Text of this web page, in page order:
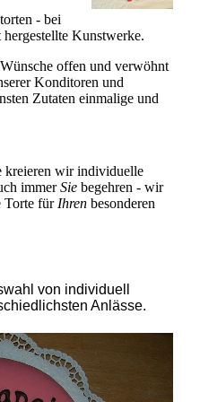
- bei
Kunstwerke.
offen und verwöhnt
Konditoren und
Zutaten einmalige und
kreieren wir individuelle
immerSie begehren - wir
Torte für Ihren besonderen
von individuell
Anlässe.